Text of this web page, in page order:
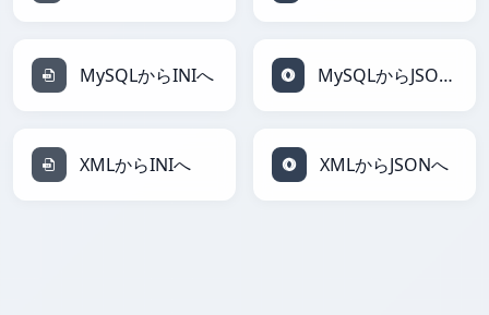
MySQLからINIへ MySQLからJSONへ
XMLからINIへ XMLからJSONへ